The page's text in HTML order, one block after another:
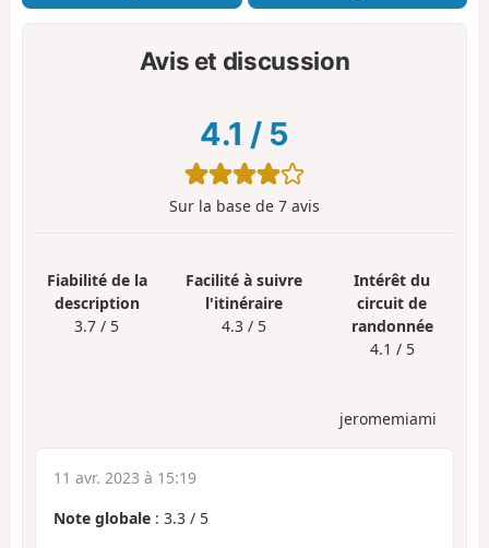
Avis et discussion
4.1 / 5
Sur la base de 7 avis
Fiabilité de la
description
3.7 / 5
Facilité à suivre
l'itinéraire
4.3 / 5
Intérêt du
circuit de
randonnée
4.1 / 5
jeromemiami
11 avr. 2023 à 15:19
Note globale : 3.3 / 5